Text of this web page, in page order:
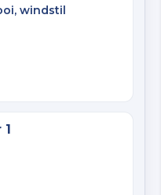
windstil